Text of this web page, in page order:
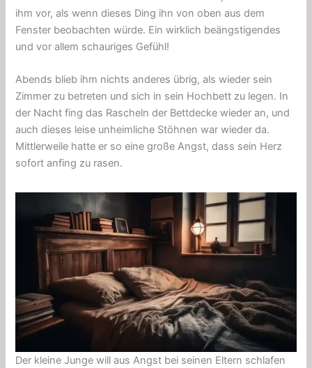
ihm vor, als wenn dieses Ding ihn von oben aus dem
Fenster beobachten würde. Ein wirklich beängstigendes
und vor allem schauriges Gefühl!
Abends blieb ihm nichts anderes übrig, als wieder sein
Zimmer zu betreten und sich in sein Hochbett zu legen. In
der Nacht fing das Rascheln der Bettdecke wieder an, und
auch dieses leise unheimliche Stöhnen war wieder da.
Mittlerweile hatte er so eine große Angst, dass sein Herz
sofort anfing zu rasen.
Der kleine Junge will aus Angst bei seinen Eltern schlafen